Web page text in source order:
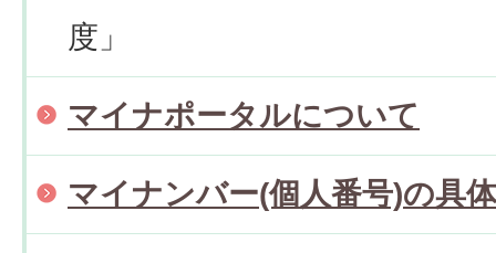
度」
マイナポータルについて
マイナンバー(個人番号)の具